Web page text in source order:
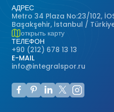
Хоккейные Поля
Бейсбольные Поля
Регби Поля
Бадминтонные Корты
АДРЕС
Metro 34 Plaza No:23/102,
Başakşehir, İstanbul /
открыть карту
ТЕЛЕФОН
+90 (212) 678 13 13
E-MAIL
info@integralspor.ru